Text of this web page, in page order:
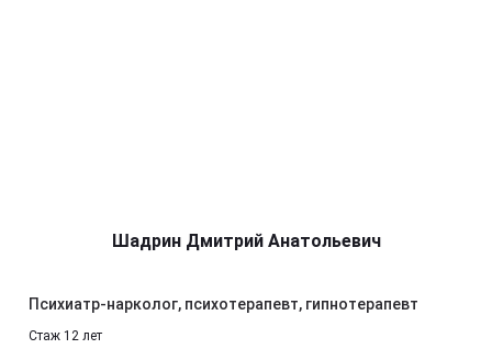
Шадрин Дмитрий Анатольевич
Психиатр-нарколог, психотерапевт, гипнотерапевт
Стаж 12 лет